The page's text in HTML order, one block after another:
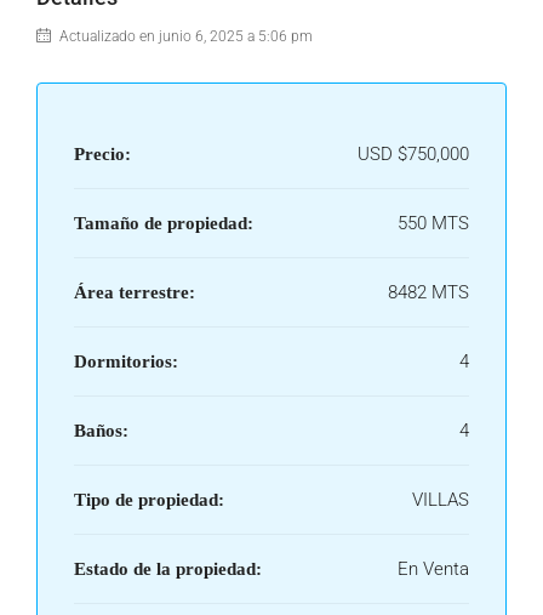
Actualizado en junio 6, 2025 a 5:06 pm
Precio: USD $750,000
Tamaño de propiedad: 550 MTS
Área terrestre: 8482 MTS
Dormitorios: 4
Baños: 4
Tipo de propiedad: VILLAS
Estado de la propiedad: En Venta